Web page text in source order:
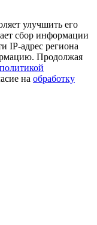
улучшить его
сбор информации
IP-адрес региона
Продолжая
политикой
на обработку